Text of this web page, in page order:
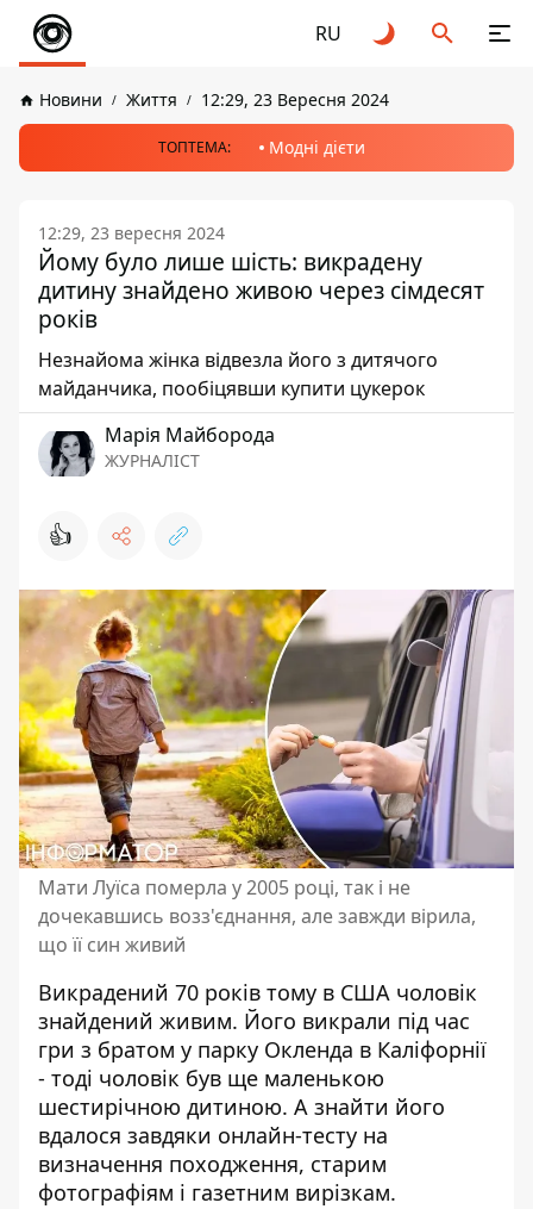
RU
Новини Життя 12:29, 23 Вересня 2024
ТОПТЕМА: Модні дієти
12:29, 23 вересня 2024
Йому було лише шість: викрадену
дитину знайдено живою через сімдесят
років
Незнайома жінка відвезла його з дитячого
майданчика, пообіцявши купити цукерок
Марія Майборода
ЖУРНАЛІСТ
👍
Мати Луїса померла у 2005 році, так і не
дочекавшись возз'єднання, але завжди вірила,
що її син живий
Викрадений 70 років тому в США чоловік
знайдений живим. Його викрали під час
гри з братом у парку Окленда в Каліфорнії
- тоді чоловік був ще маленькою
шестирічною дитиною. А знайти його
вдалося завдяки онлайн-тесту на
визначення походження, старим
фотографіям і газетним вирізкам.